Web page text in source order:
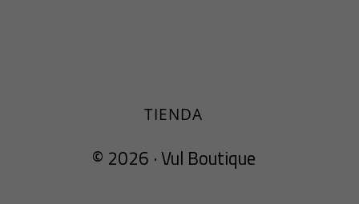
TIENDA
© 2026 ·Vul Boutique